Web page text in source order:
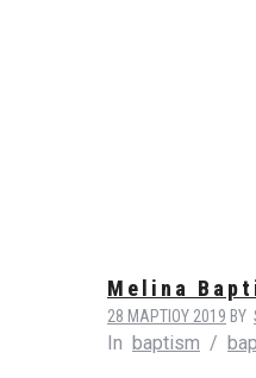
Melina
28 ΜΑΡΤΊΟΥ 2019 BY
In baptism /